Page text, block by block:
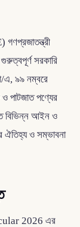
গুরুত্বপূর্ণ সরকারি
এ, ৯৯ নম্বরে
পাটজাত পণ্যের
বিভিন্ন আইন ও
ঐতিহ্য ও সম্ভাবনা
2026 এর